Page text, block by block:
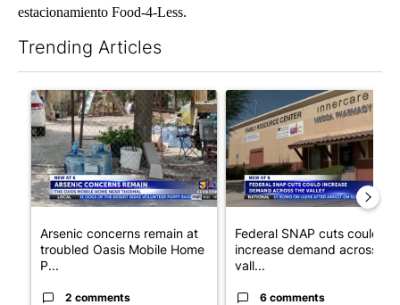
estacionamiento Food-4-Less.
Trending Articles
A trending article titled "Arsenic concerns remain at troubled
Arsenic concerns remain at
troubled Oasis Mobile Home
P...
2 comments
A trending article titled
Federal SNAP cuts could
increase demand across the
vall...
6 comments